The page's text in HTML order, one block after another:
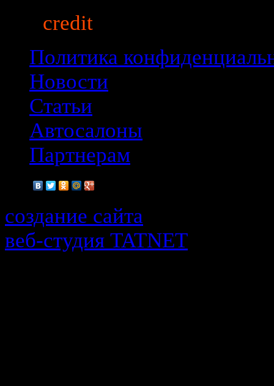
credit
Политика
Новости
Статьи
Автосалоны
Партнерам
создание сайта
веб-cтудия TATNET